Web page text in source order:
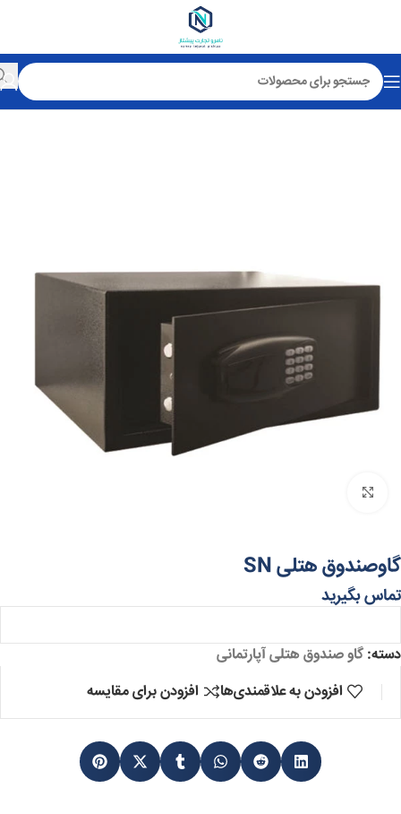
خانه گاو صندوق هتلی آپارتمانی
گاوصندوق هتلی SN
تماس بگیرید
دسته: گاو صندوق هتلی آپارتمانی
افزودن به علاقمندی‌ها
افزودن برای مقایسه